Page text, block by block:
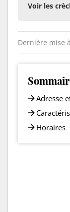
Voir les
Dernière mise
Adresse
Horaires